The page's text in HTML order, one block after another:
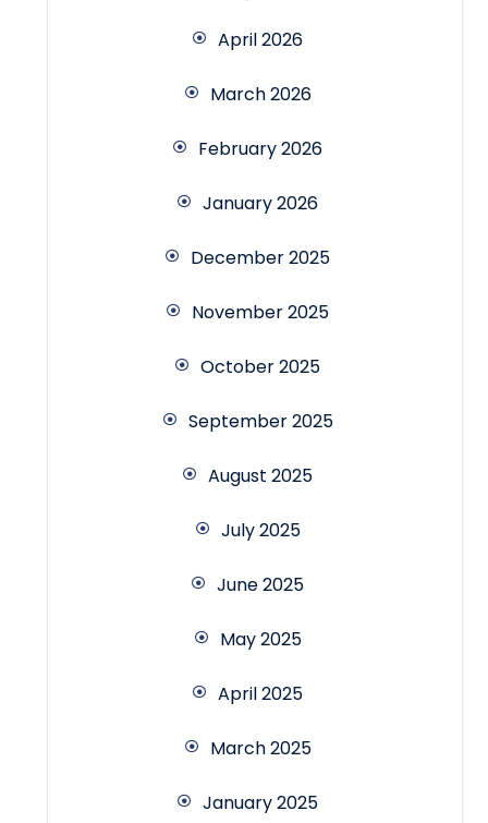
April 2026
March 2026
February 2026
January 2026
December 2025
November 2025
October 2025
September 2025
August 2025
July 2025
June 2025
May 2025
April 2025
March 2025
January 2025